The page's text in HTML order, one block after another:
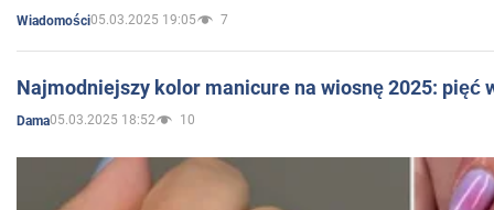
Wiadomości05.03.2025 19:05 7
Najmodniejszy kolor manicure na wiosnę 2025: pięć
Dama05.03.2025 18:52 10